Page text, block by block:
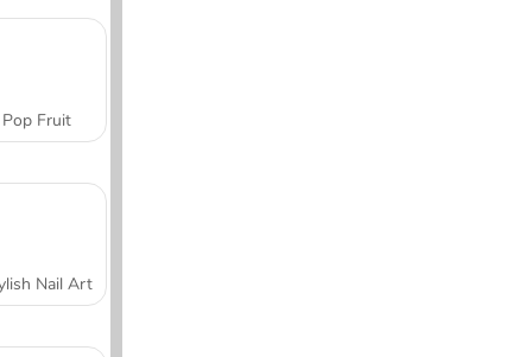
Pop Fruit
Nail Art